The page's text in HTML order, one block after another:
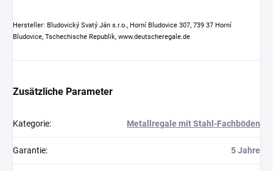
Hersteller: Bludovický Svatý Ján s.r.o., Horní Bludovice 307, 739 37 Horní
Bludovice, Tschechische Republik, www.deutscheregale.de
Zusätzliche Parameter
Kategorie: Metallregale mit Stahl-Fachböden
Garantie: 5 Jahre